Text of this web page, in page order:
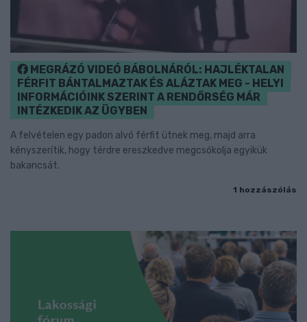
MEGRÁZÓ VIDEÓ BÁBOLNÁRÓL: HAJLÉKTALAN
FÉRFIT BÁNTALMAZTAK ÉS ALÁZTAK MEG - HELYI
INFORMÁCIÓINK SZERINT A RENDŐRSÉG MÁR
INTÉZKEDIK AZ ÜGYBEN
A felvételen egy padon alvó férfit ütnek meg, majd arra
kényszerítik, hogy térdre ereszkedve megcsókolja egyikük
bakancsát.
1 hozzászólás